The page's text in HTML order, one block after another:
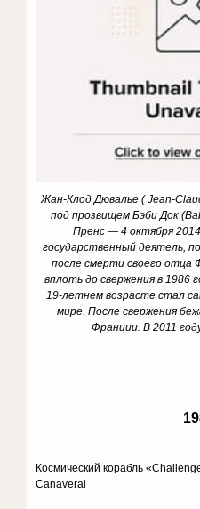
Жан-Клод Дювалье ( Jean-
под прозвищем Бэби Док
Пренс — 4 октября
государственный деятель,
после смерти своего отца
вплоть до свержения в 1986
19-летнем возрасте стал
мире. После свержения
Франции. В 2011
Космический корабль
Canaveral